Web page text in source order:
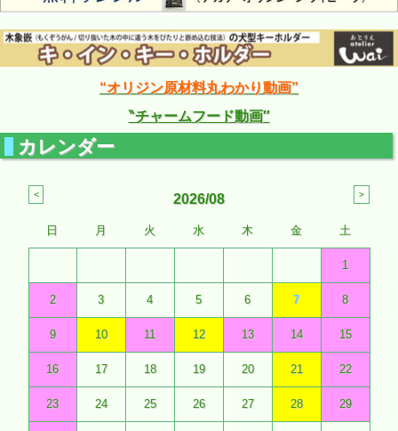
“オリジン原材料丸わかり動画”
‶チャームフード動画″
カレンダー
2026/08
日 月 火 水 木 金 土
1
2 3 4 5 6 7 8
9 10 11 12 13 14 15
16 17 18 19 20 21 22
23 24 25 26 27 28 29